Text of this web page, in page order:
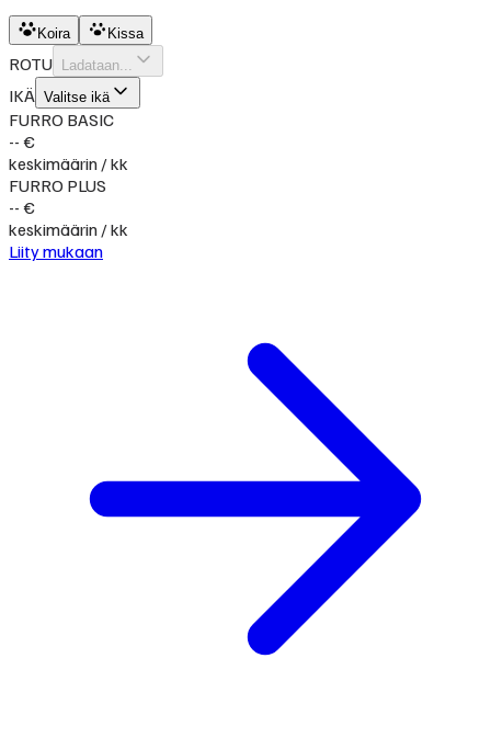
Koira Kissa
ROTU Ladataan...
IKÄ Valitse ikä
FURRO BASIC
-- €
keskimäärin / kk
FURRO PLUS
-- €
keskimäärin / kk
Liity mukaan